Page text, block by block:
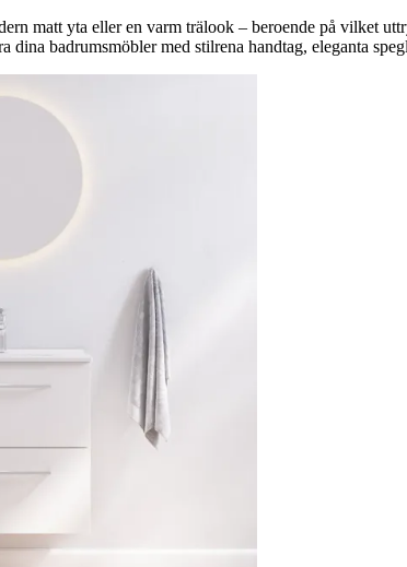
matt yta eller en varm trälook – beroende på vilket
badrumsmöbler med stilrena handtag, eleganta